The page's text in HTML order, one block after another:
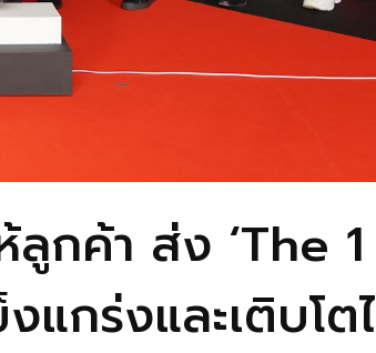
กค้า ส่ง ‘The 1
แกร่งและเติบโ